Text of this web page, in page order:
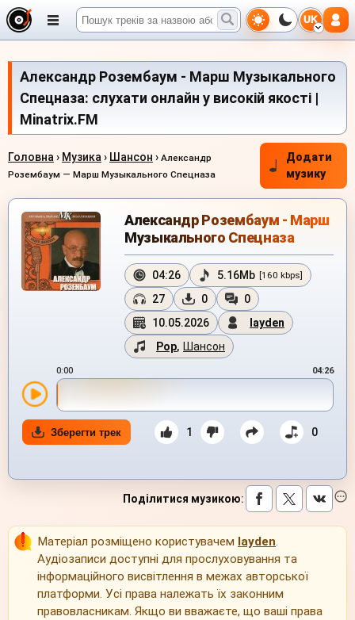
UK
Александр Розембаум - Марш Музыкального
Спецназа: слухати онлайн у високій якості |
Minatrix.FM
Головна › Музика › Шансон › Александр
Розембаум — Марш Музыкального Спецназа
Додати
музику
Александр Розембаум - Марш
Музыкального Спецназа
04:26 5.16Mb [160 kbps]
27 0
0
10.05.2026
layden
Pop, Шансон
0:00 04:26
Зберегти трек 1 0
Поділитися музикою:
Матеріал розміщено користувачем layden.
Аудіозаписи доступні для прослуховування та
інформаційного висвітлення в межах авторської
платформи. Усі права належать їх законним
правовласникам. Якщо ви вважаєте, що ваші права